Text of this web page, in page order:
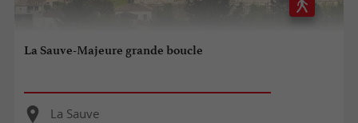
La Sauve-Majeure grande boucle
La Sauve